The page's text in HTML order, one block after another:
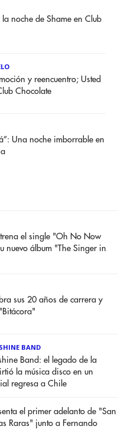
noche de Shame en Club
y reencuentro; Usted
Chocolate
Una noche imborrable en
el single "Oh No Now
nuevo álbum "The Singer in
sus 20 años de carrera y
BAND
Band: el legado de la
la música disco en un
regresa a Chile
el primer adelanto de "San
Raras" junto a Fernando